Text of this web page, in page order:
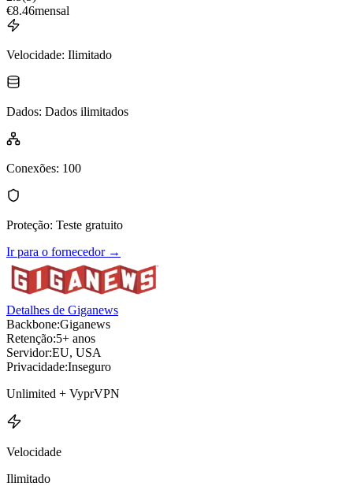
€8.46mensal
Velocidade: Ilimitado
Dados: Dados ilimitados
Conexões: 100
Proteção: Teste gratuito
Ir para o fornecedor→
Detalhes de Giganews
Backbone:Giganews
Retenção:5+ anos
Servidor:EU, USA
Privacidade:Inseguro
Unlimited + VyprVPN
Velocidade
Ilimitado